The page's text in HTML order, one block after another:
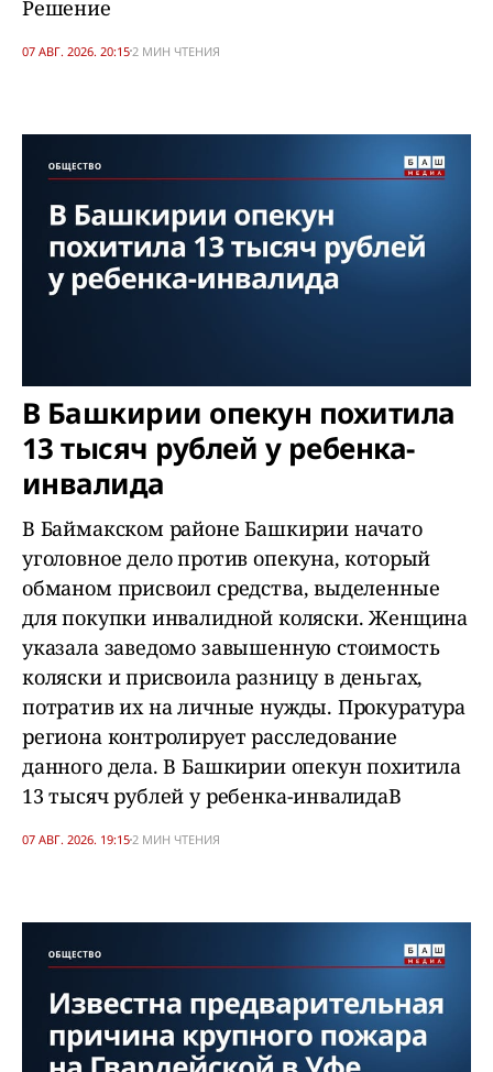
Решение
07 АВГ. 2026. 20:15 2 МИН ЧТЕНИЯ
В Башкирии опекун похитила
13 тысяч рублей у ребенка-
инвалида
В Баймакском районе Башкирии начато
уголовное дело против опекуна, который
обманом присвоил средства, выделенные
для покупки инвалидной коляски. Женщина
указала заведомо завышенную стоимость
коляски и присвоила разницу в деньгах,
потратив их на личные нужды. Прокуратура
региона контролирует расследование
данного дела. В Башкирии опекун похитила
13 тысяч рублей у ребенка-инвалидаВ
07 АВГ. 2026. 19:152 МИН ЧТЕНИЯ